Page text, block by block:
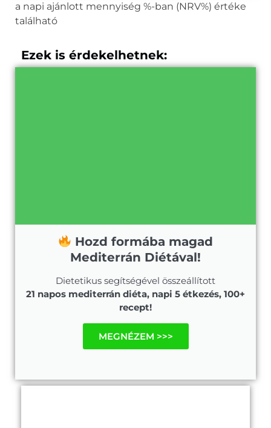
a napi ajánlott mennyiség %-ban (NRV%) értéke
található
Ezek is érdekelhetnek:
Hozd formába magad
Mediterrán Diétával!
Dietetikus segítségével összeállított
21 napos mediterrán diéta, napi 5 étkezés, 100+
recept!
MEGNÉZEM >>>